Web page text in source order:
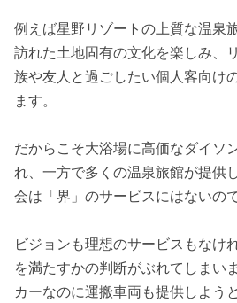
例えば星野リゾートの上質な温泉
訪れた土地固有の文化を楽しみ、
族や友人と過ごしたい個人客向け
ます。
だからこそ大浴場に高価なダイソ
れ、一方で多くの温泉旅館が提供
会は「界」のサービスにはないので
ビジョンも理想のサービスもなけ
を満たすかの判断がぶれてしまい
カーなのに運搬車両も提供しよう